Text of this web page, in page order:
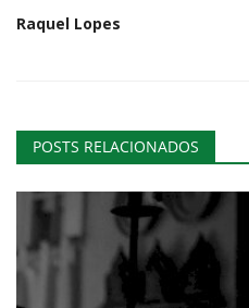
Raquel Lopes
POSTS RELACIONADOS